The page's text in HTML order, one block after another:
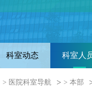
科室动态 科室人
> 医院科室导航 > 本部